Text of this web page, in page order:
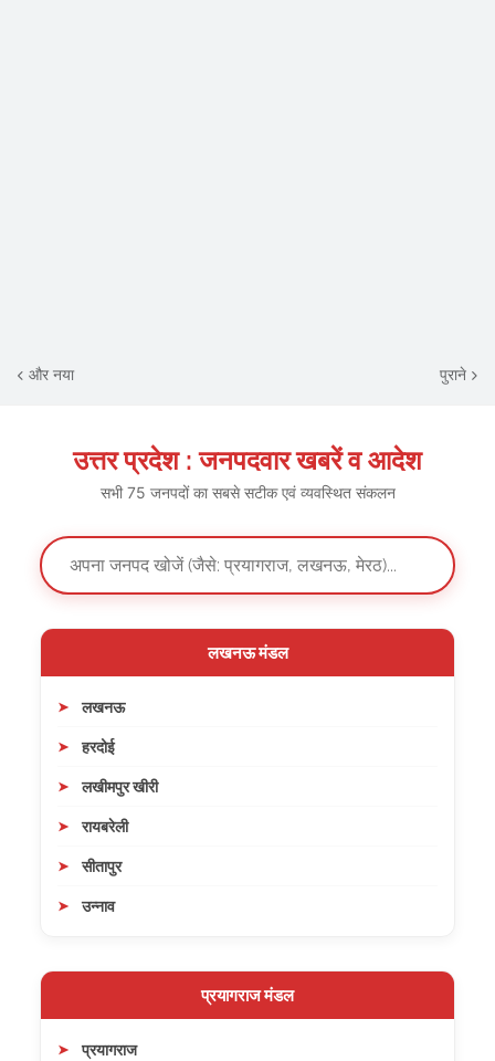
और नया पुराने
उत्तर प्रदेश : जनपदवार खबरें व आदेश
सभी 75 जनपदों का सबसे सटीक एवं व्यवस्थित संकलन
लखनऊ मंडल
लखनऊ
हरदोई
लखीमपुर खीरी
रायबरेली
सीतापुर
उन्नाव
प्रयागराज मंडल
प्रयागराज